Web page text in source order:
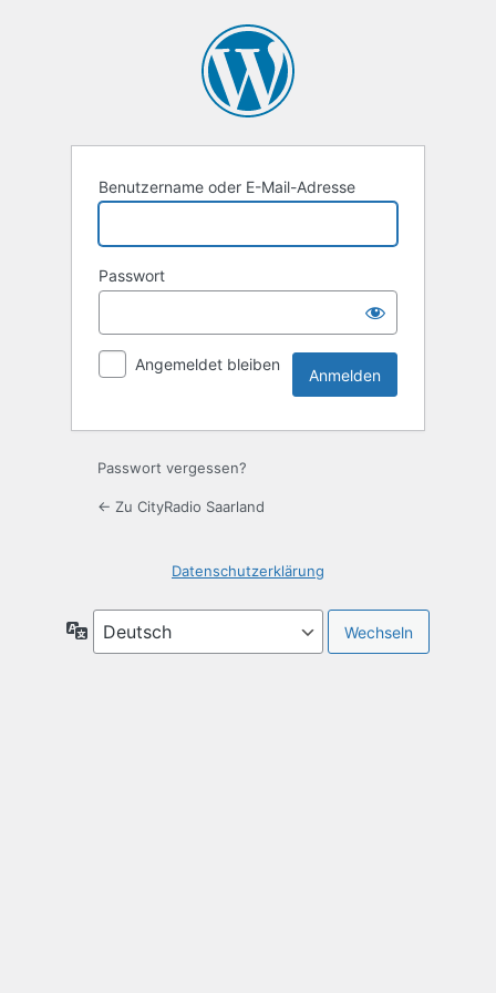
Benutzername oder E-Mail-Adresse
Passwort
Angemeldet bleiben
Passwort vergessen?
← Zu CityRadio Saarland
Datenschutzerklärung
Sprache